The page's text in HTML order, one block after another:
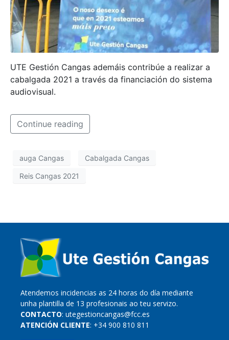
UTE Gestión Cangas ademáis contribúe a realizar a
cabalgada 2021 a través da financiación do sistema
audiovisual.
Continue reading
auga Cangas Cabalgada Cangas
Reis Cangas 2021
Atendemos incidencias as 24 horas do día mediante
unha plantilla de 13 profesionais ao teu servizo.
CONTACTO: utegestioncangas@fcc.es
ATENCIÓN CLIENTE: +34 900 810 811